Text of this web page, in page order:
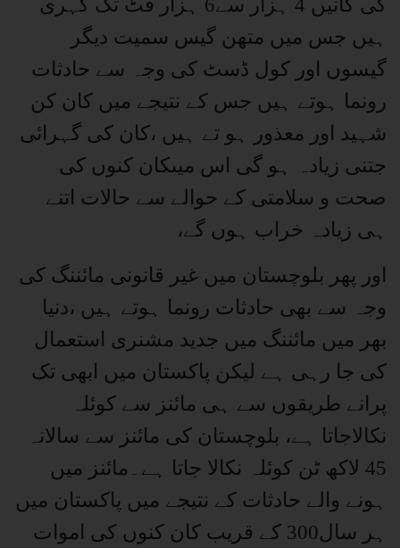
کی کانیں 4 ہزار سے6 ہزار فٹ تک گہری
ہیں جس میں متھن گیس سمیت دیگر
گیسوں اور کول ڈسٹ کی وجہ سے حادثات
رونما ہوتے ہیں جس کے نتیجے میں کان کن
شہید اور معذور ہو تے ہیں ،کان کی گہرائی
جتنی زیادہ ہو گی اس میںکان کنوں کی
صحت و سلامتی کے حوالے سے حالات اتنے
ہی زیادہ خراب ہوں گے،
اور پھر بلوچستان میں غیر قانونی مائننگ کی
وجہ سے بھی حادثات رونما ہوتے ہیں ،دنیا
بھر میں مائننگ میں جدید مشنری استعمال
کی جا رہی ہے لیکن پاکستان میں ابھی تک
پرانے طریقوں سے ہی مائنز سے کوئلہ
نکالاجاتا ہے، بلوچستان کی مائنز سے سالانہ
45 لاکھ ٹن کوئلہ نکالا جاتا ہے۔مائنز میں
ہونے والے حادثات کے نتیجے میں پاکستان میں
ہر سال300 کے قریب کان کنوں کی اموات